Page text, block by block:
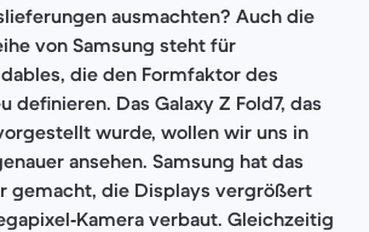
ausmachten? Auch die
von Samsung steht für
die den Formfaktor des
definieren. Das Galaxy Z Fold7, das
wurde, wollen wir uns in
ansehen. Samsung hat das
gemacht, die Displays vergrößert
verbaut. Gleichzeitig